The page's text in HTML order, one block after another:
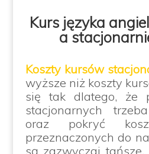
Kurs języka
a
Koszty kursów
wyższe niż koszty
się tak dlatego, że
stacjonarnych
oraz pokryć
przeznaczonych do
są zazwyczaj